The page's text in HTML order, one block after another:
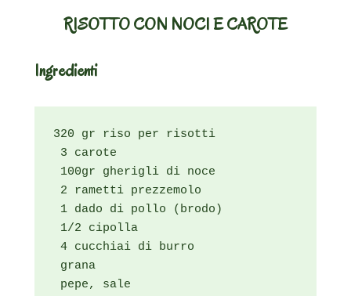
RISOTTO CON NOCI E CAROTE
Ingredienti
320 gr riso per risotti
3 carote
100gr gherigli di noce
2 rametti prezzemolo
1 dado di pollo (brodo)
1/2 cipolla
4 cucchiai di burro
grana
pepe, sale